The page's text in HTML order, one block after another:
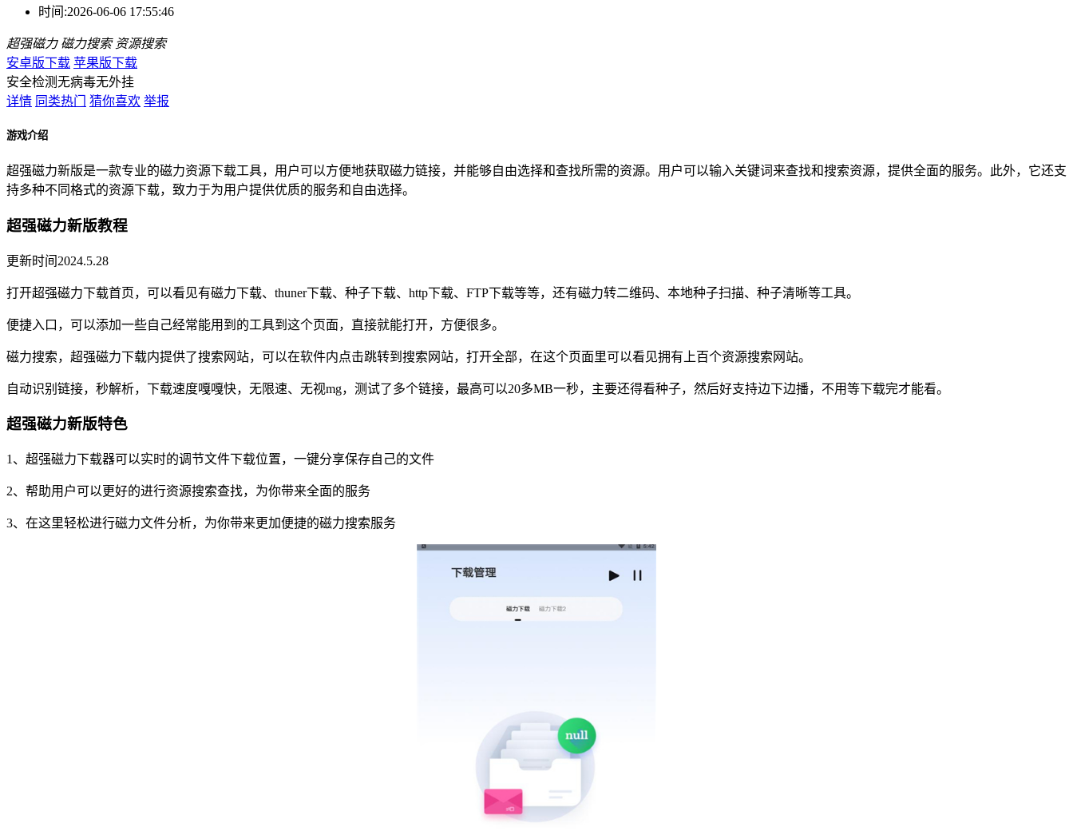
时间:2026-06-06 17:55:46
超强磁力 磁力搜索 资源搜索
安卓版下载 苹果版下载
安全检测无病毒无外挂
详情 同类热门 猜你喜欢 举报
游戏介绍
超强磁力新版是一款专业的磁力资源下载工具，用户可以方便地获取磁力链接，并能够自由选择和查找所需的资源。用户可以输入关键词来查找和搜索资源，提供全面的服务。此外，它还支
持多种不同格式的资源下载，致力于为用户提供优质的服务和自由选择。
超强磁力新版教程
更新时间2024.5.28
打开超强磁力下载首页，可以看见有磁力下载、thuner下载、种子下载、http下载、FTP下载等等，还有磁力转二维码、本地种子扫描、种子清晰等工具。
便捷入口，可以添加一些自己经常能用到的工具到这个页面，直接就能打开，方便很多。
磁力搜索，超强磁力下载内提供了搜索网站，可以在软件内点击跳转到搜索网站，打开全部，在这个页面里可以看见拥有上百个资源搜索网站。
自动识别链接，秒解析，下载速度嘎嘎快，无限速、无视mg，测试了多个链接，最高可以20多MB一秒，主要还得看种子，然后好支持边下边播，不用等下载完才能看。
超强磁力新版特色
1、超强磁力下载器可以实时的调节文件下载位置，一键分享保存自己的文件
2、帮助用户可以更好的进行资源搜索查找，为你带来全面的服务
3、在这里轻松进行磁力文件分析，为你带来更加便捷的磁力搜索服务